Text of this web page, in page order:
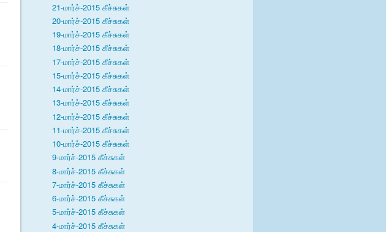
21-மார்ச்-2015 கீச்சுகள்
20-மார்ச்-2015 கீச்சுகள்
19-மார்ச்-2015 கீச்சுகள்
18-மார்ச்-2015 கீச்சுகள்
17-மார்ச்-2015 கீச்சுகள்
15-மார்ச்-2015 கீச்சுகள்
14-மார்ச்-2015 கீச்சுகள்
13-மார்ச்-2015 கீச்சுகள்
12-மார்ச்-2015 கீச்சுகள்
11-மார்ச்-2015 கீச்சுகள்
10-மார்ச்-2015 கீச்சுகள்
9-மார்ச்-2015 கீச்சுகள்
8-மார்ச்-2015 கீச்சுகள்
7-மார்ச்-2015 கீச்சுகள்
6-மார்ச்-2015 கீச்சுகள்
5-மார்ச்-2015 கீச்சுகள்
4-மார்ச்-2015 கீச்சுகள்